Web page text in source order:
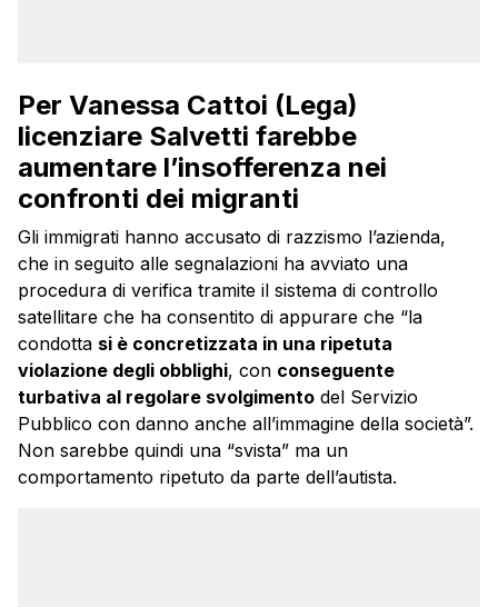
Per Vanessa Cattoi (Lega)
licenziare Salvetti farebbe
aumentare l’insofferenza nei
confronti dei migranti
Gli immigrati hanno accusato di razzismo l’azienda,
che in seguito alle segnalazioni ha avviato una
procedura di verifica tramite il sistema di controllo
satellitare che ha consentito di appurare che “la
condotta si è concretizzata in una ripetuta
violazione degli obblighi, con conseguente
turbativa al regolare svolgimento del Servizio
Pubblico con danno anche all’immagine della società”.
Non sarebbe quindi una “svista” ma un
comportamento ripetuto da parte dell’autista.